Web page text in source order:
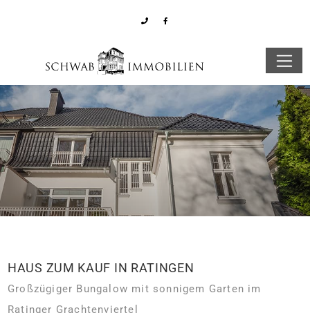
HAUS ZUM KAUF IN RATINGEN
Großzügiger Bungalow mit sonnigem Garten im
Ratinger Grachtenviertel